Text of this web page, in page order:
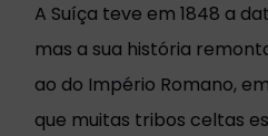
A Suíça teve em 1848 a
mas a sua história
ao do Império Romano,
que muitas tribos celtas